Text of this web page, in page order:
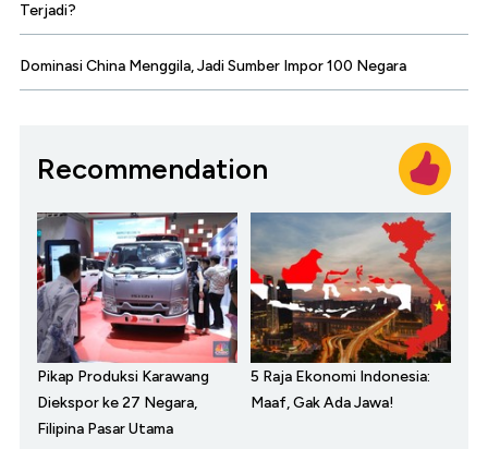
Terjadi?
Dominasi China Menggila, Jadi Sumber Impor 100 Negara
Recommendation
Pikap Produksi Karawang
Diekspor ke 27 Negara,
Filipina Pasar Utama
5 Raja Ekonomi Indonesia:
Maaf, Gak Ada Jawa!